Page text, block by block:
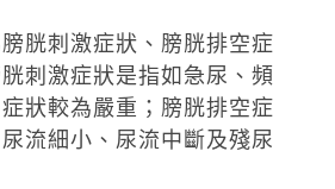
胱刺激症狀、膀胱排空症
刺激症狀是指如急尿、頻
狀較為嚴重；膀胱排空症
流細小、尿流中斷及殘尿